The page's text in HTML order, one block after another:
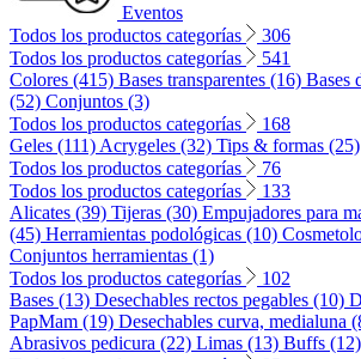
Eventos
Todos los productos categorías
306
Todos los productos categorías
541
Colores (415) Bases transparentes (16) Bases
(52) Conjuntos (3)
Todos los productos categorías
168
Geles (111) Acrygeles (32) Tips & formas (25)
Todos los productos categorías
76
Todos los productos categorías
133
Alicates (39) Tijeras (30) Empujadores para
(45) Herramientas podológicas (10)
Conjuntos herramientas (1)
Todos los productos categorías
102
Bases (13) Desechables rectos pegables (10)
PapMam (19) Desechables curva, medialuna
Abrasivos pedicura (22) Limas (13) Buffs (12)